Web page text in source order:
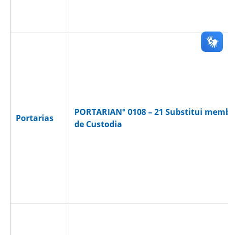
Portarias
PORTARIAN° 0108 – 21 Substitui
de Custodia